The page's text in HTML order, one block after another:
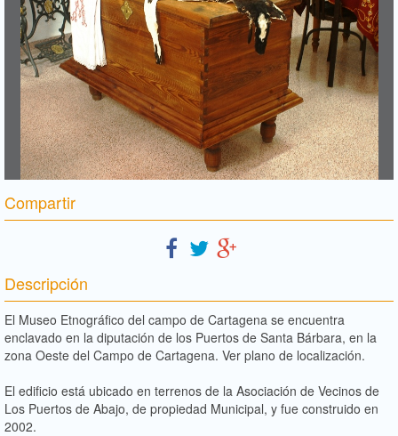
Compartir
Descripción
El Museo Etnográfico del campo de Cartagena se encuentra
enclavado en la diputación de los Puertos de Santa Bárbara, en la
zona Oeste del Campo de Cartagena. Ver plano de localización.
El edificio está ubicado en terrenos de la Asociación de Vecinos de
Los Puertos de Abajo, de propiedad Municipal, y fue construido en
2002.